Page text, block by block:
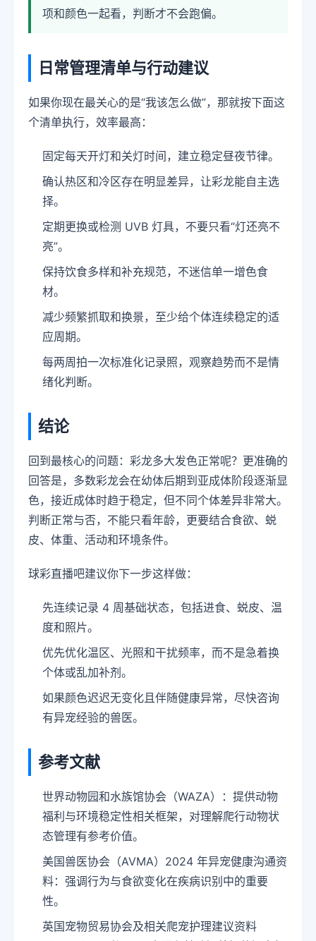
项和颜色一起看，判断才不会跑偏。
日常管理清单与行动建议
如果你现在最关心的是“我该怎么做”，那就按下面这
个清单执行，效率最高：
固定每天开灯和关灯时间，建立稳定昼夜节律。
确认热区和冷区存在明显差异，让彩龙能自主选
择。
定期更换或检测 UVB 灯具，不要只看“灯还亮不
亮”。
保持饮食多样和补充规范，不迷信单一增色食
材。
减少频繁抓取和换景，至少给个体连续稳定的适
应周期。
每两周拍一次标准化记录照，观察趋势而不是情
绪化判断。
结论
回到最核心的问题：彩龙多大发色正常呢？更准确的
回答是，多数彩龙会在幼体后期到亚成体阶段逐渐显
色，接近成体时趋于稳定，但不同个体差异非常大。
判断正常与否，不能只看年龄，更要结合食欲、蜕
皮、体重、活动和环境条件。
球彩直播吧建议你下一步这样做：
先连续记录 4 周基础状态，包括进食、蜕皮、温
度和照片。
优先优化温区、光照和干扰频率，而不是急着换
个体或乱加补剂。
如果颜色迟迟无变化且伴随健康异常，尽快咨询
有异宠经验的兽医。
参考文献
世界动物园和水族馆协会（WAZA）：提供动物
福利与环境稳定性相关框架，对理解爬行动物状
态管理有参考价值。
美国兽医协会（AVMA）2024 年异宠健康沟通资
料：强调行为与食欲变化在疾病识别中的重要
性。
英国宠物贸易协会及相关爬宠护理建议资料